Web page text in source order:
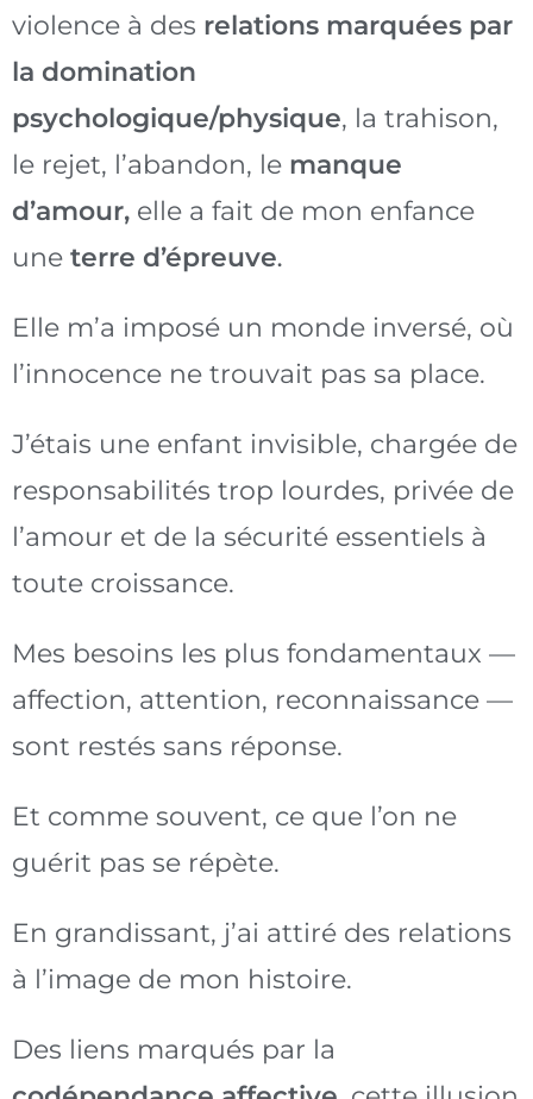
violence à des relations marquées par
la domination
psychologique/physique, la trahison,
le rejet, l’abandon, le manque
d’amour, elle a fait de mon enfance
une terre d’épreuve.
Elle m’a imposé un monde inversé, où
l’innocence ne trouvait pas sa place.
J’étais une enfant invisible, chargée de
responsabilités trop lourdes, privée de
l’amour et de la sécurité essentiels à
toute croissance.
Mes besoins les plus fondamentaux —
affection, attention, reconnaissance —
sont restés sans réponse.
Et comme souvent, ce que l’on ne
guérit pas se répète.
En grandissant, j’ai attiré des relations
à l’image de mon histoire.
Des liens marqués par la